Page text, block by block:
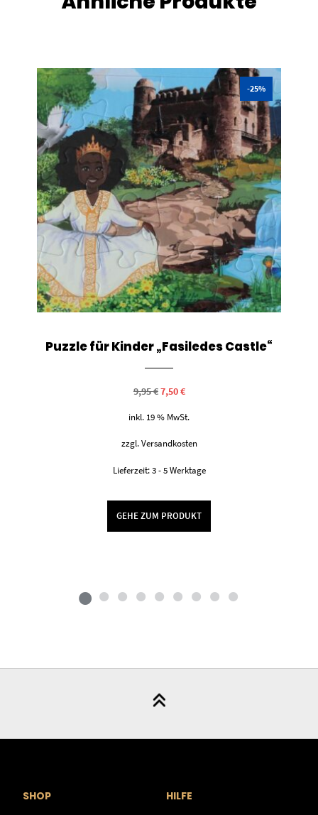
-25%
Puzzle für Kinder „Fasiledes Castle“
9,95€Ursprünglicher
Preis
9,95 €
7,50€Aktueller
7,50 €.
inkl. 19 % MwSt.
zzgl. Versandkosten
Lieferzeit: 3 - 5 Werktage
GEHE ZUM PRODUKT
SHOP HILFE